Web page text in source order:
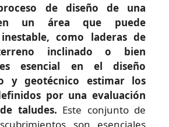
de diseño de una
un área que puede
como laderas de
inclinado o bien
es esencial en el diseño
y geotécnico estimar los
por una evaluación
de taludes. Este conjunto de
son esenciales